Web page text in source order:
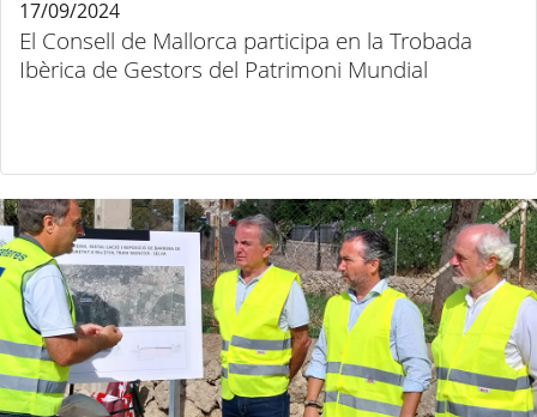
El Consell de Mallorca participa en la Trobada
Ibèrica de Gestors del Patrimoni Mundial
17/09/2024